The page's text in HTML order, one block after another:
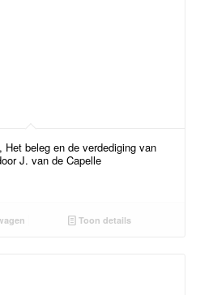
beleg en de verdediging van
J. van de Capelle
Toon details